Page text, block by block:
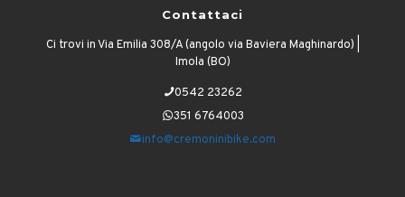
Contattaci
Ci trovi in Via Emilia 308/A (angolo via Baviera Maghinardo) |
Imola (BO)
0542 23262
351 6764003
info@cremoninibike.com